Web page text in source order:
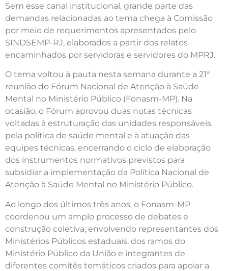
Sem esse canal institucional, grande parte das
demandas relacionadas ao tema chega à Comissão
por meio de requerimentos apresentados pelo
SINDSEMP-RJ, elaborados a partir dos relatos
encaminhados por servidoras e servidores do MPRJ.
O tema voltou à pauta nesta semana durante a 21ª
reunião do Fórum Nacional de Atenção à Saúde
Mental no Ministério Público (Fonasm-MP). Na
ocasião, o Fórum aprovou duas notas técnicas
voltadas à estruturação das unidades responsáveis
pela política de saúde mental e à atuação das
equipes técnicas, encerrando o ciclo de elaboração
dos instrumentos normativos previstos para
subsidiar a implementação da Política Nacional de
Atenção à Saúde Mental no Ministério Público.
Ao longo dos últimos três anos, o Fonasm-MP
coordenou um amplo processo de debates e
construção coletiva, envolvendo representantes dos
Ministérios Públicos estaduais, dos ramos do
Ministério Público da União e integrantes de
diferentes comitês temáticos criados para apoiar a